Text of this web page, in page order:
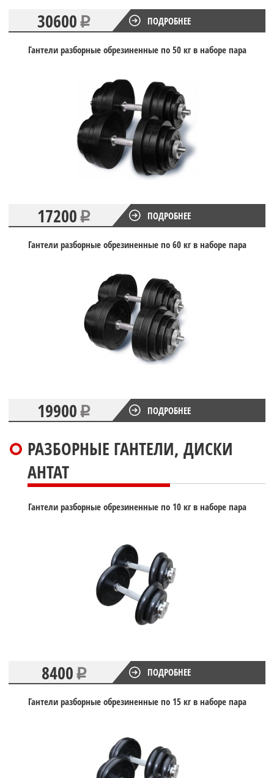
30600 ПОДРОБНЕЕ
Гантели разборные обрезиненные по 50 кг в наборе пара
17200 ПОДРОБНЕЕ
Гантели разборные обрезиненные по 60 кг в наборе пара
19900 ПОДРОБНЕЕ
РАЗБОРНЫЕ ГАНТЕЛИ, ДИСКИ
АНТАТ
Гантели разборные обрезиненные по 10 кг в наборе пара
8400 ПОДРОБНЕЕ
Гантели разборные обрезиненные по 15 кг в наборе пара